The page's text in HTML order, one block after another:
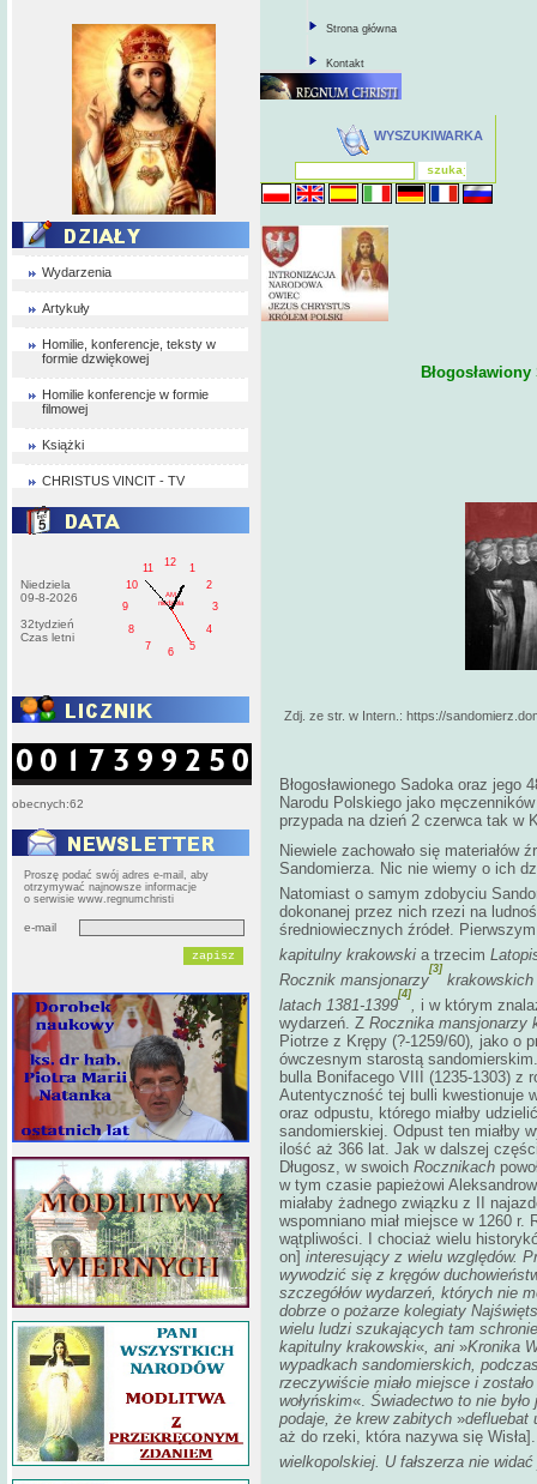
Wydarzenia
Artykuły
Homilie, konferencje, teksty w
formie dzwiękowej
Homilie konferencje w formie
filmowej
Książki
CHRISTUS VINCIT - TV
Niedziela
09-8-2026
32tydzień
Czas letni
1
2
3
4
5
6
7
8
9
10
11
12
AM
niedziela
obecnych:62
Proszę podać swój adres e-mail, aby
otrzymywać najnowsze informacje
o serwisie www.regnumchristi
e-mail
Strona główna
Kontakt
WYSZUKIWARKA
Zdj. ze str. w Intern.: https://
Błogosławionego Sadoka oraz
Narodu Polskiego jako
przypada na dzień 2 czerwca tak w
Niewiele zachowało się materiałów
Sandomierza. Nic nie wiemy o ich
Natomiast o samym zdobyciu
dokonanej przez nich rzezi na
średniowiecznych źródeł.
kapitulny krakowski a trzecim
Rocznik mansjonarzy
[3]
latach 1381-1399
[4]
i w którym
wydarzeń. Z Rocznika mansjonarzy
Piotrze z Krępy (?-1259/60), jako o
ówczesnym starostą
bulla Bonifacego VIII (1235-1303) z
Autentyczność tej bulli kwestionuje
oraz odpustu, którego miałby
sandomierskiej. Odpust ten miałby
ilość aż 366 lat. Jak w dalszej
Długosz, w swoich Rocznikach
w tym czasie papieżowi
miałaby żadnego związku z II
wspomniano miał miejsce w 1260 r.
wątpliwości. I chociaż wielu
on] interesujący z wielu względów.
wywodzić się z kręgów
szczegółów wydarzeń, których nie
dobrze o pożarze kolegiaty
wielu ludzi szukających tam
kapitulny krakowski«, ani »Kronika
wypadkach sandomierskich,
rzeczywiście miało miejsce i
wołyńskim«. Świadectwo to nie
podaje, że krew zabitych »defluebat
aż do rzeki, która nazywa się
wielkopolskiej. U fałszerza nie